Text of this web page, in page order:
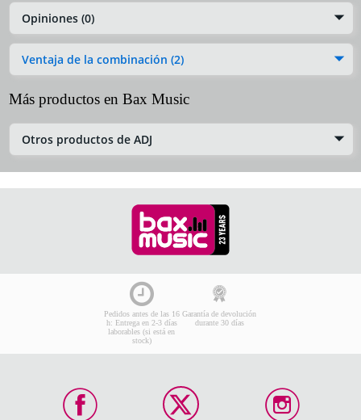
Opiniones (0)
Ventaja de la combinación (2)
Más productos en Bax Music
Otros productos de ADJ
Pedidos antes de las 16
h: Entrega en 2-3 días
laborables (si está en
stock)
Garantía de devolución
durante 30 días